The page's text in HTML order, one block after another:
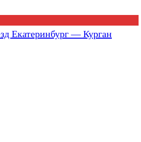
Екатеринбург — Курган